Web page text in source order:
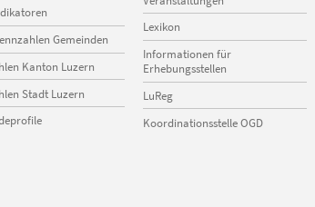
Gemeinden
Kanton Luzern
Stadt Luzern
Lexikon
Informationen für
Erhebungsstellen
LuReg
Koordinationsstelle OGD